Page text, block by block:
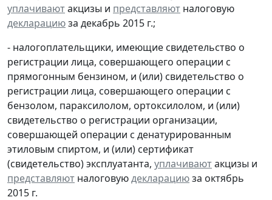
уплачиваютакцизы и представляют налоговую
декларациюза декабрь 2015 г.;
- налогоплательщики, имеющие свидетельство о
регистрации лица, совершающего операции с
прямогонным бензином, и (или) свидетельство о
регистрации лица, совершающего операции с
бензолом, параксилолом, ортоксилолом, и (или)
свидетельство о регистрации организации,
совершающей операции с денатурированным
этиловым спиртом, и (или) сертификат
(свидетельство) эксплуатанта, уплачиваютакцизы и
представляют налоговуюдекларациюза октябрь
2015 г.